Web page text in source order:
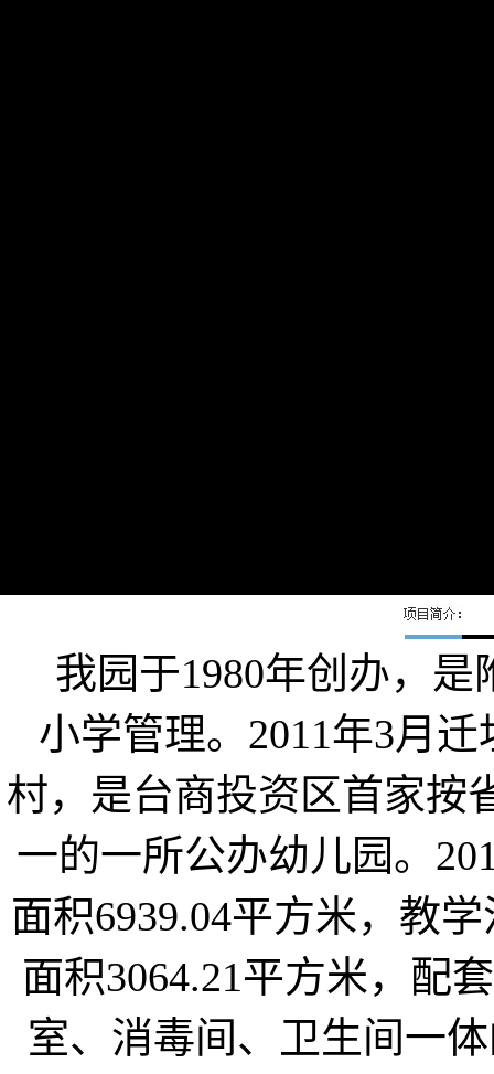
我园于1980年创办，是
小学管理。2011年3月
村，是台商投资区首家按
一的一所公办幼儿园。
面积6939.04平方米，教
面积3064.21平方米，配
室、消毒间、卫生间一